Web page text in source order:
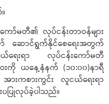
ော်မတီ၏ လုပ်ငန်းတာဝန်များ
ဆောင်ရွက်နိုင်စေရေးအတွက်
ရေးရာ လုပ်ငန်းကော်မတီ
ေးကို ယနေ့နံနက် (၁၀:၀၀)နာရီ
ားကစားကွင်း လူငယ်ရေးရာ
ပပြုလုပ်ခဲ့ပါသည်။